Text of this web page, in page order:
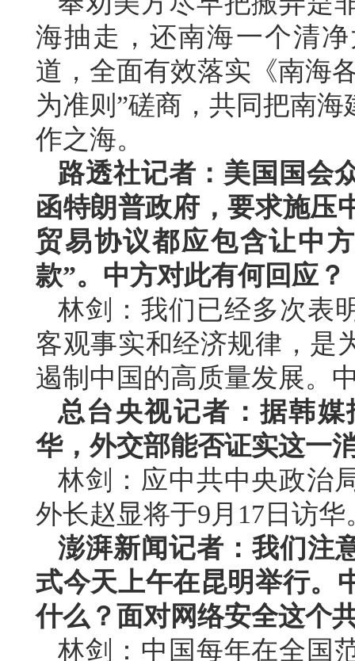
海抽走，还南海一个清
道，全面有效落实《南海
为准则”磋商，共同把南
作之海。
路透社记者：美国国会
函特朗普政府，要求施压
贸易协议都应包含让中
款”。中方对此有何回应？
林剑：我们已经多次表
客观事实和经济规律，是
遏制中国的高质量发展。
总台央视记者：据韩
华，外交部能否证实这一
林剑：应中共中央政治
外长赵显将于9月17日访华
澎湃新闻记者：我们注
式今天上午在昆明举行。
什么？面对网络安全这个
林剑：中国每年在全国